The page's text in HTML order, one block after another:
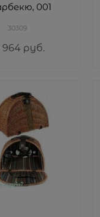
001
30309
964 руб.